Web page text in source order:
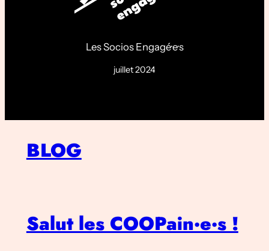
Les Socios Engagé·e·s
juillet 2024
BLOG
Salut les COOPain·e·s !